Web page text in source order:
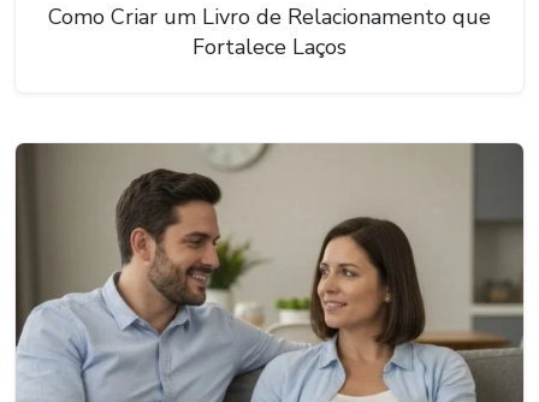
Como Criar um Livro de Relacionamento que
Fortalece Laços